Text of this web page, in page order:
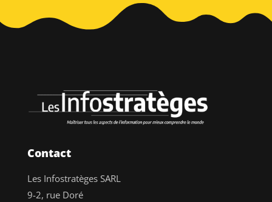
Contact
Les Infostratèges SARL
9-2, rue Doré